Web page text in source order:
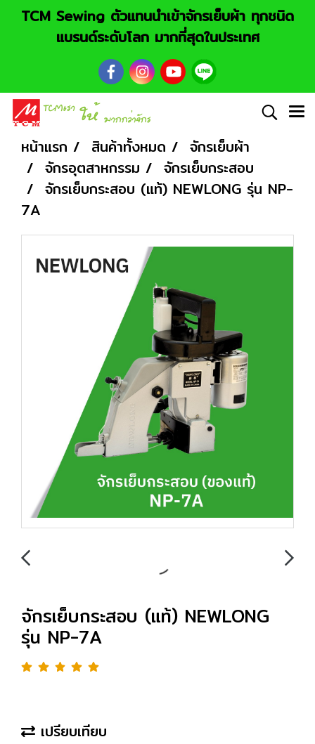
TCM Sewing ตัวแทนนำเข้าจักรเย็บผ้า ทุกชนิด
แบรนด์ระดับโลก มากที่สุดในประเทศ
หน้าแรก สินค้าทั้งหมด
จักรเย็บผ้า
จักรอุตสาหกรรม
จักรเย็บกระสอบ
จักรเย็บกระสอบ (แท้) NEWLONG รุ่น NP-
7A
จักรเย็บกระสอบ (แท้) NEWLONG
รุ่น NP-7A
เปรียบเทียบ